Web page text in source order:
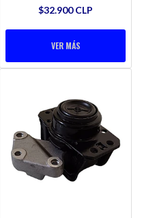
$32.900 CLP
VER MÁS